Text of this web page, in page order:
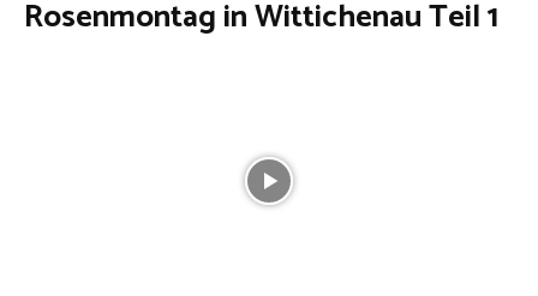
Rosenmontag in Wittichenau Teil 1